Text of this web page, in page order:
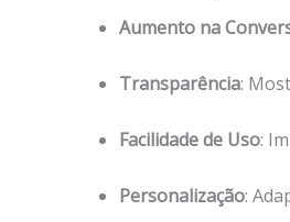
Aumento na
Transparência:
Facilidade de Uso:
Personalização: